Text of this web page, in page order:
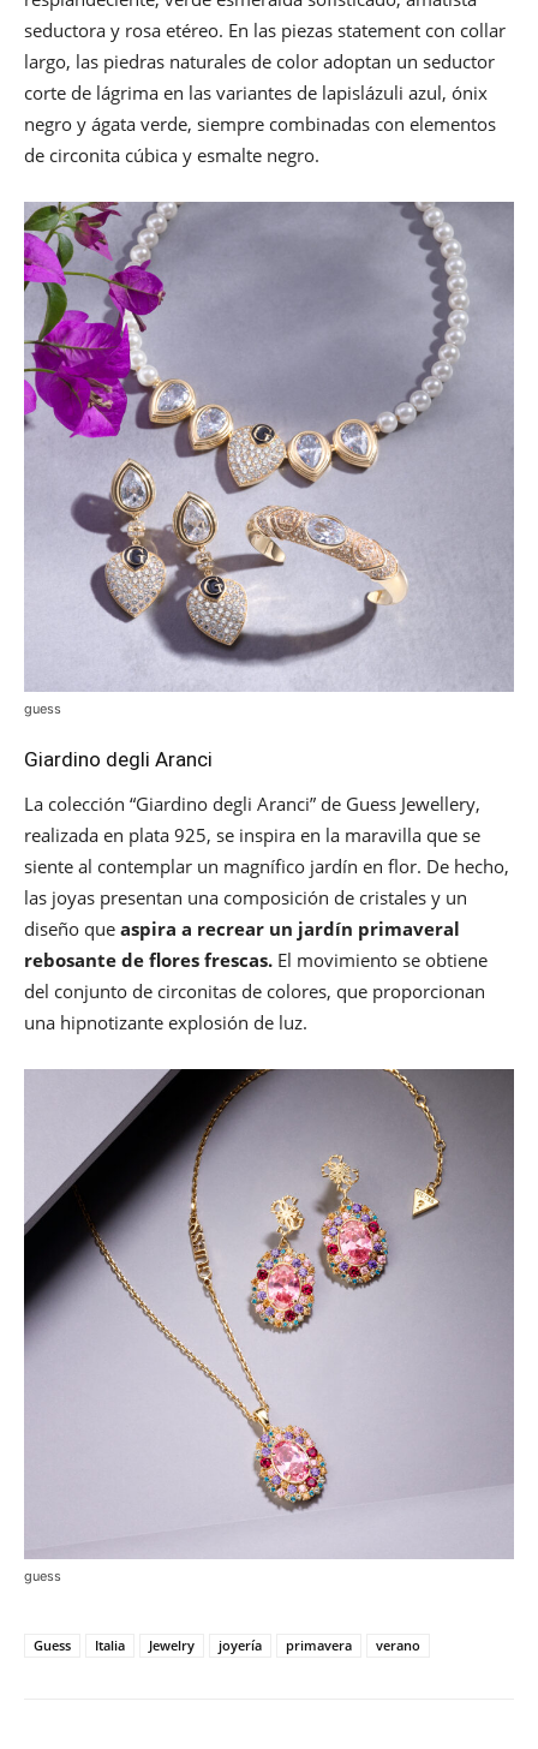
seductora y rosa etéreo. En las piezas statement con collar
largo, las piedras naturales de color adoptan un seductor
corte de lágrima en las variantes de lapislázuli azul, ónix
negro y ágata verde, siempre combinadas con elementos
de circonita cúbica y esmalte negro.
guess
Giardino degli Aranci
La colección “Giardino degli Aranci” de Guess Jewellery,
realizada en plata 925, se inspira en la maravilla que se
siente al contemplar un magnífico jardín en flor. De hecho,
las joyas presentan una composición de cristales y un
diseño que aspira a recrear un jardín primaveral
rebosante de flores frescas. El movimiento se obtiene
del conjunto de circonitas de colores, que proporcionan
una hipnotizante explosión de luz.
guess
Guess Italia Jewelry joyería primavera verano